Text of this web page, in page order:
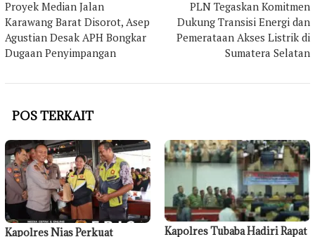
pos
Proyek Median Jalan
Karawang Barat Disorot, Asep
Agustian Desak APH Bongkar
Dugaan Penyimpangan
PLN Tegaskan Komitmen
Dukung Transisi Energi dan
Pemerataan Akses Listrik di
Sumatera Selatan
POS TERKAIT
Kapolres Nias Perkuat
Kapolres Tubaba Hadiri Rapat